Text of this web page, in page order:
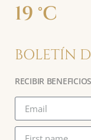
19 °C
BOLETÍN
RECIBIR